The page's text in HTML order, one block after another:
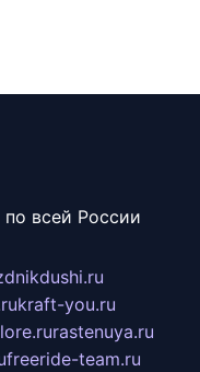
всей России
kraft-you.ru
rastenuya.ru
freeride-team.ru